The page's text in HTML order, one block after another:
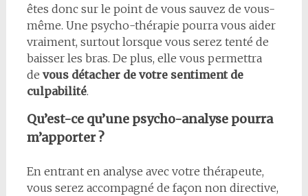
êtes donc sur le point de vous sauvez de vous-
même. Une psycho-thérapie pourra vous aider
vraiment, surtout lorsque vous serez tenté de
baisser les bras. De plus, elle vous permettra
de vous détacher de votre sentiment de
culpabilité.
Qu’est-ce qu’une psycho-analyse pourra
m’apporter ?
En entrant en analyse avec votre thérapeute,
vous serez accompagné de façon non directive,